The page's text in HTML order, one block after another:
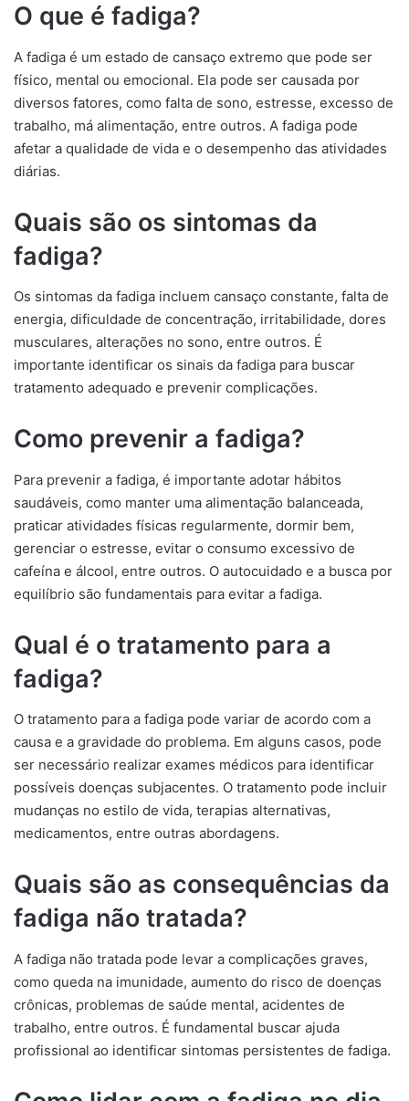
O que é fadiga?
A fadiga é um estado de cansaço extremo que pode ser
físico, mental ou emocional. Ela pode ser causada por
diversos fatores, como falta de sono, estresse, excesso de
trabalho, má alimentação, entre outros. A fadiga pode
afetar a qualidade de vida e o desempenho das atividades
diárias.
Quais são os sintomas da
fadiga?
Os sintomas da fadiga incluem cansaço constante, falta de
energia, dificuldade de concentração, irritabilidade, dores
musculares, alterações no sono, entre outros. É
importante identificar os sinais da fadiga para buscar
tratamento adequado e prevenir complicações.
Como prevenir a fadiga?
Para prevenir a fadiga, é importante adotar hábitos
saudáveis, como manter uma alimentação balanceada,
praticar atividades físicas regularmente, dormir bem,
gerenciar o estresse, evitar o consumo excessivo de
cafeína e álcool, entre outros. O autocuidado e a busca por
equilíbrio são fundamentais para evitar a fadiga.
Qual é o tratamento para a
fadiga?
O tratamento para a fadiga pode variar de acordo com a
causa e a gravidade do problema. Em alguns casos, pode
ser necessário realizar exames médicos para identificar
possíveis doenças subjacentes. O tratamento pode incluir
mudanças no estilo de vida, terapias alternativas,
medicamentos, entre outras abordagens.
Quais são as consequências da
fadiga não tratada?
A fadiga não tratada pode levar a complicações graves,
como queda na imunidade, aumento do risco de doenças
crônicas, problemas de saúde mental, acidentes de
trabalho, entre outros. É fundamental buscar ajuda
profissional ao identificar sintomas persistentes de fadiga.